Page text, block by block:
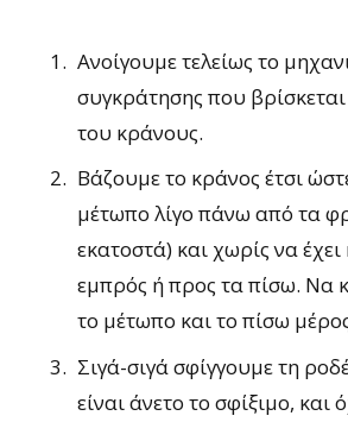
Ανοίγουμε τελείως το
συγκράτησης που
του κράνους.
Βάζουμε το κράνος έτσι
μέτωπο λίγο πάνω από τα
εκατοστά) και χωρίς να
εμπρός ή προς τα πίσω. Να
το μέτωπο και το πίσω
Σιγά-σιγά σφίγγουμε τη
είναι άνετο το σφίξιμο, και